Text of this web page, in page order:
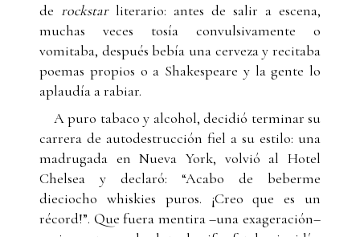
de rockstarliterario: antes de salir a escena,
muchas veces tosía convulsivamente o
vomitaba, después bebía una cerveza y recitaba
poemas propios o a Shakespeare y la gente lo
aplaudía a rabiar.
A puro tabaco y alcohol, decidió terminar su
carrera de autodestrucción fiel a su estilo: una
madrugada en Nueva York, volvió al Hotel
Chelsea y declaró: “Acabo de beberme
dieciocho whiskies puros. ¡Creo que es un
récord!”. Que fuera mentira –una exageración–